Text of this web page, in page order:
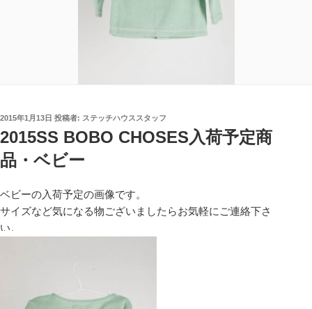
投
稿
日:
2015年1月13日 投稿者: ステッチハウススタッフ
2015SS BOBO CHOSES入荷予定商
品・ベビー
ベビーの入荷予定の画像です。
サイズなど気になる物ございましたらお気軽にご連絡下さ
い。